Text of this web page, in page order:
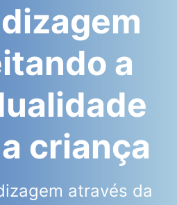
a
criança
através da